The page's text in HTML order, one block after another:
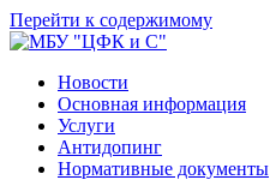
Перейти к содержимому
Новости
Основная информация
Услуги
Антидопинг
Нормативные документы